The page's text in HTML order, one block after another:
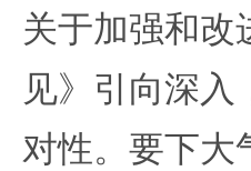
关于加强和改
见》引向深
对性。要下大